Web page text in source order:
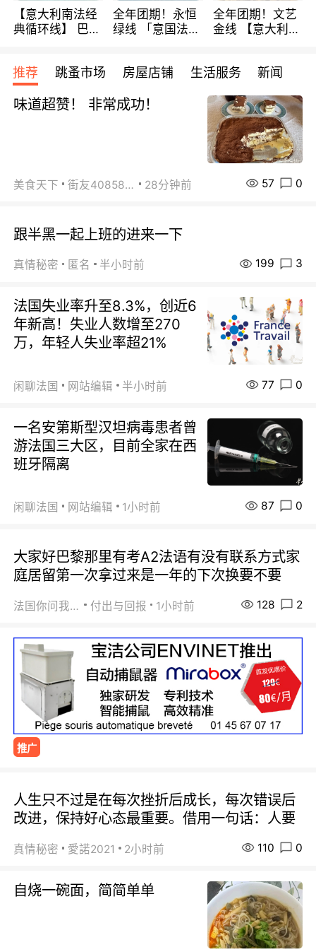
【意大利南法经
典循环线】 巴黎
宾馆 108欧/天起
全程756欧/位
全年团期！永恒
绿线 「意国法
欧/天起 ~包拼房
全年团期！文艺
金线 【意大利一
每周铁发！
推荐 跳蚤市场 房屋店铺 生活服务 新闻
味道超赞！ 非常成功！
美食天下 街友40858442 28分钟前 57 0
跟半黑一起上班的进来一下
真情秘密 匿名 半小时前 199 3
法国失业率升至8.3%，创近6
年新高！失业人数增至270
万，年轻人失业率超21%
闲聊法国 网站编辑 半小时前 77 0
一名安第斯型汉坦病毒患者曾
游法国三大区，目前全家在西
班牙隔离
闲聊法国 网站编辑 1小时前 87 0
大家好巴黎那里有考A2法语有没有联系方式家
庭居留第一次拿过来是一年的下次换要不要
法国你问我答 付出与回报 1小时前 128 2
推广
人生只不过是在每次挫折后成长，每次错误后
改进，保持好心态最重要。借用一句话：人要
真情秘密 愛諾2021 2小时前 110 0
自烧一碗面，简简单单